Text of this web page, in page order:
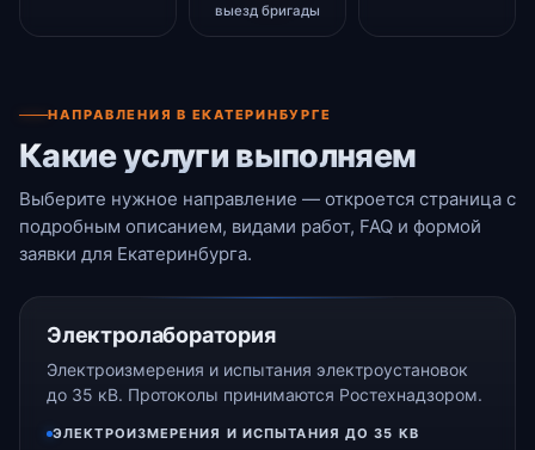
выезд бригады
НАПРАВЛЕНИЯ В ЕКАТЕРИНБУРГЕ
Какие услуги выполняем
Выберите нужное направление — откроется страница с
подробным описанием, видами работ, FAQ и формой
заявки для Екатеринбурга.
Электролаборатория
Электроизмерения и испытания электроустановок
до 35 кВ. Протоколы принимаются Ростехнадзором.
ЭЛЕКТРОИЗМЕРЕНИЯ И ИСПЫТАНИЯ ДО 35 КВ